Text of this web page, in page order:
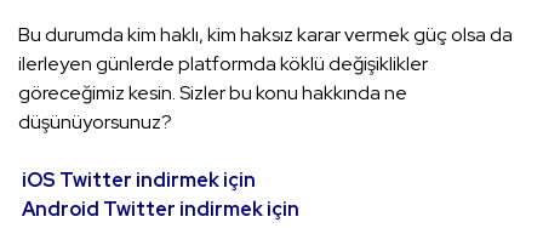
Bu durumda kim haklı, kim haksız karar vermek güç olsa da
ilerleyen günlerde platformda köklü değişiklikler
göreceğimiz kesin. Sizler bu konu hakkında ne
düşünüyorsunuz?
iOS Twitter indirmek için
Android Twitter indirmek için